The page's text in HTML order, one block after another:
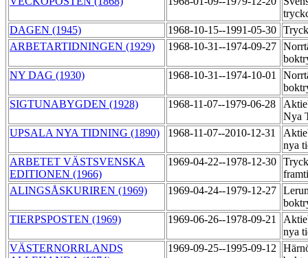
DAGEN (1945)
1968-10-15--1991-05-30
ARBETARTIDNINGEN (1929)
1968-10-31--1974-09-27
NY DAG (1930)
1968-10-31--1974-10-01
SIGTUNABYGDEN (1928)
1968-11-07--1979-06-28
Nya
UPSALA NYA TIDNING (1890)
1968-11-07--2010-12-31
nya
ARBETET VÄSTSVENSKA
EDITIONEN (1966)
1969-04-22--1978-12-30
ALINGSÅSKURIREN (1969)
1969-04-24--1979-12-27
TIERPSPOSTEN (1969)
1969-06-26--1978-09-21
nya
VÄSTERNORRLANDS
1969-09-25--1995-09-12